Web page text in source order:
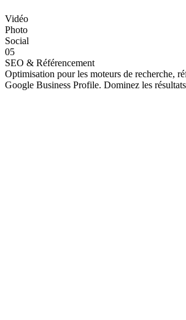
Vidéo
Photo
Social
05
SEO & Référencement
Optimisation pour les moteurs de recherche,
Google Business Profile. Dominez les